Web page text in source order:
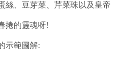
絲、豆芽菜、芹菜珠以及皇帝
捲的靈魂呀!
示範圖解: